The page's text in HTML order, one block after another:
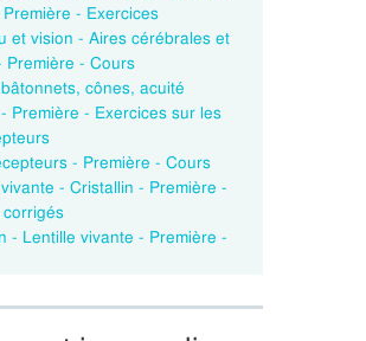
- Exercices
et vision - Aires cérébrales et
Première - Cours
cônes, acuité
Première - Exercices sur les
- Première - Cours
- Cristallin - Première -
corrigés
- Lentille vivante - Première -